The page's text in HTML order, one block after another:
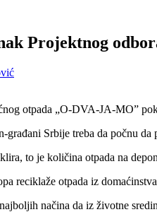
Projektnog
otpada „O-DVA-JA-MO”
građani Srbije treba da počnu
to je količina otpada na
reciklaže otpada iz
načina da iz životne